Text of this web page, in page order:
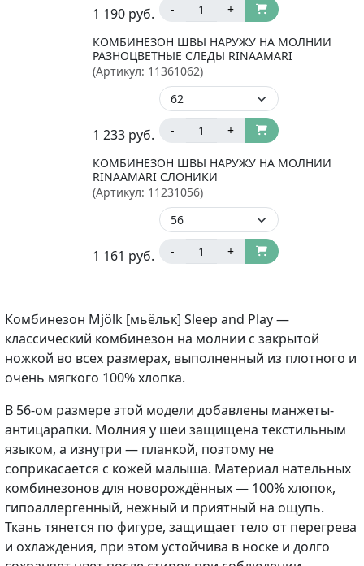
1 190 руб. - +
КОМБИНЕЗОН ШВЫ НАРУЖУ НА МОЛНИИ
РАЗНОЦВЕТНЫЕ СЛЕДЫ RINAAMARI
(Артикул: 11361062)
1 233 руб. - +
КОМБИНЕЗОН ШВЫ НАРУЖУ НА МОЛНИИ
RINAAMARI СЛОНИКИ
(Артикул: 11231056)
1 161 руб. - +
Комбинезон Mjölk [мьёльк] Sleep and Play —
классический комбинезон на молнии с закрытой
ножкой во всех размерах, выполненный из плотного и
очень мягкого 100% хлопка.
В 56-ом размере этой модели добавлены манжеты-
антицарапки. Молния у шеи защищена текстильным
языком, а изнутри — планкой, поэтому не
соприкасается с кожей малыша. Материал нательных
комбинезонов для новорождённых — 100% хлопок,
гипоаллергенный, нежный и приятный на ощупь.
Ткань тянется по фигуре, защищает тело от перегрева
и охлаждения, при этом устойчива в носке и долго